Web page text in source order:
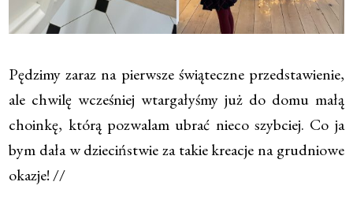
Pędzimy zaraz na pierwsze świąteczne przedstawienie,
ale chwilę wcześniej wtargałyśmy już do domu małą
choinkę, którą pozwalam ubrać nieco szybciej. Co ja
bym dała w dzieciństwie za takie kreacje na grudniowe
okazje! //